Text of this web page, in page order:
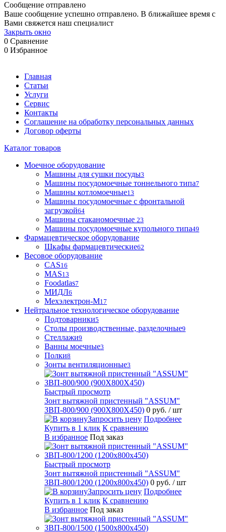
Сообщение отправлено
Ваше сообщение успешно отправлено. В ближайшее время с
Вами свяжется наш специалист
Закрыть окно
0 Сравнение
0 Избранное
Главная
Статьи
Услуги
Сервис
Контакты
Соглашение на обработку персональных данных
Договор оферты
Каталог товаров
Моечное оборудование
Машины для сушки посуды3
Машины посудомоечные тоннельного типа7
Машины котломоечные13
Машины посудомоечные с фронтальной
загрузкой64
Машины стаканомоечные 23
Машины посудомоечные купольного типа49
Фармацевтическое оборудование
Шкафы фармацевтические62
Весовое оборудование
CAS16
MAS13
Foodatlas7
МИДЛ6
Мехэлектрон-М17
Нейтральное технологическое оборудование
Подтоварники5
Столы производственные, разделочные9
Стеллажи9
Ванны моечные3
Полки8
Зонты вентиляционные3
Быстрый просмотр
Зонт вытяжной пристенный "ASSUM"
ЗВП-800/900 (900Х800Х450) 0 руб. / шт
Запросить цену Подробнее
Купить в 1 клик К сравнению
В избранное Под заказ
Быстрый просмотр
Зонт вытяжной пристенный "ASSUM"
ЗВП-800/1200 (1200х800х450) 0 руб. / шт
Запросить цену Подробнее
Купить в 1 клик К сравнению
В избранное Под заказ